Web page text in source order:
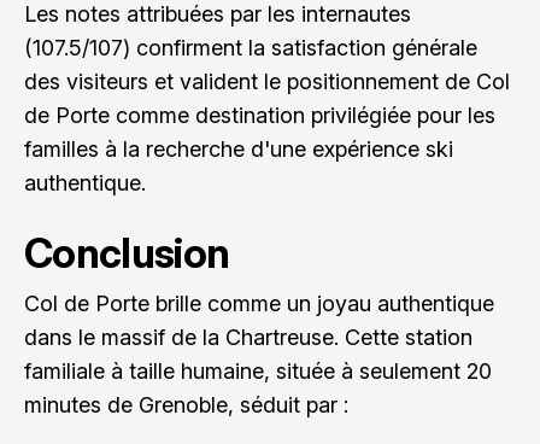
Les notes attribuées par les internautes
(107.5/107) confirment la satisfaction générale
des visiteurs et valident le positionnement de Col
de Porte comme destination privilégiée pour les
familles à la recherche d'une expérience ski
authentique.
Conclusion
Col de Porte brille comme un joyau authentique
dans le massif de la Chartreuse. Cette station
familiale à taille humaine, située à seulement 20
minutes de Grenoble, séduit par :